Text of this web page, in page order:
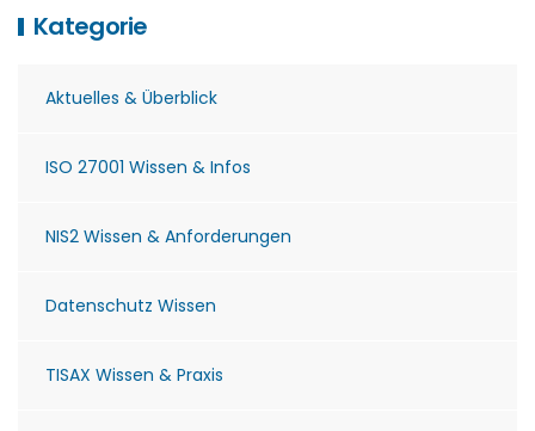
Kategorie
Aktuelles & Überblick
ISO 27001 Wissen & Infos
NIS2 Wissen & Anforderungen
Datenschutz Wissen
TISAX Wissen & Praxis